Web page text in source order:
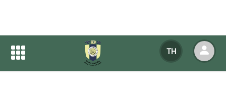
TH
ปฏิทินกิจกรรมของหน่วยงาน
ปฏิทินกิจกรรมของหน่วยงาน